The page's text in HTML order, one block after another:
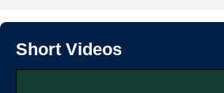
Short Videos